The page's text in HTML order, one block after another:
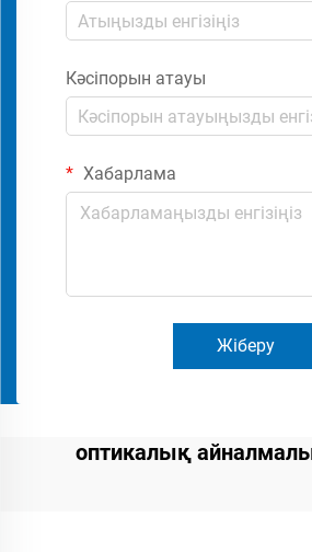
Кәсіпорын атауы
Хабарлама
Жіберу
оптикалық